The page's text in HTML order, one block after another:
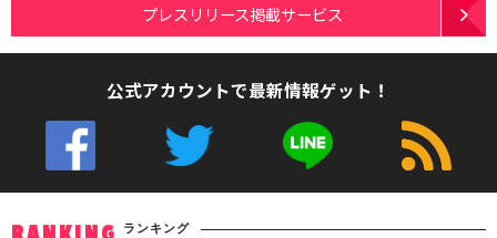
プレスリリース掲載サービス
公式アカウントで最新情報ゲット！
ランキング